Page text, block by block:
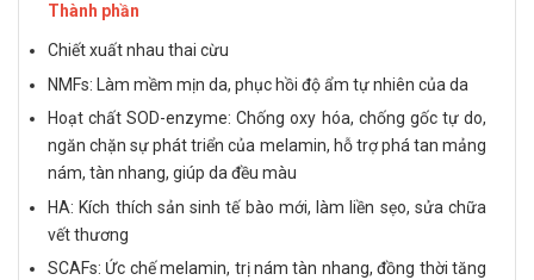
Thành phần
Chiết xuất nhau thai cừu
NMFs: Làm mềm mịn da, phục hồi độ ẩm tự nhiên của da
Hoạt chất SOD-enzyme: Chống oxy hóa, chống gốc tự do,
ngăn chặn sự phát triển của melamin, hỗ trợ phá tan mảng
nám, tàn nhang, giúp da đều màu
HA: Kích thích sản sinh tế bào mới, làm liền sẹo, sửa chữa
vết thương
SCAFs: Ức chế melamin, trị nám tàn nhang, đồng thời tăng